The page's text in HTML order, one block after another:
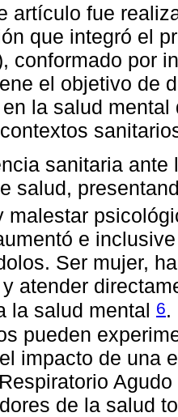
artículo fue
que integró el
conformado por
el objetivo de
la salud
sanitaria
salud,
malestar
e
Ser mujer,
atender
la salud mental 6.
pueden
impacto de una
de la salud